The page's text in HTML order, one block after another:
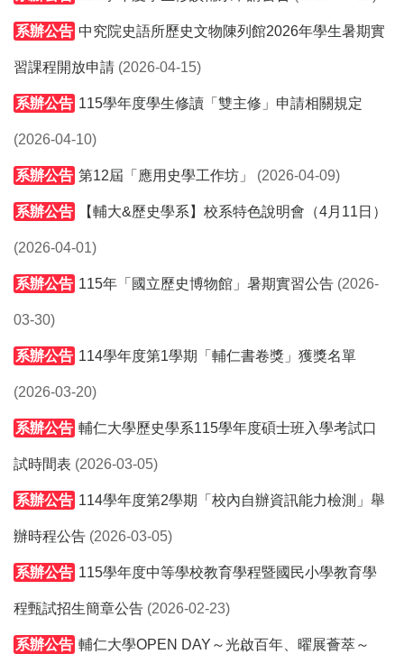
系辦公告 中究院史語所歷史文物陳列館2026年學生暑期實
習課程開放申請 (2026-04-15)
系辦公告 115學年度學生修讀「雙主修」申請相關規定
(2026-04-10)
系辦公告 第12屆「應用史學工作坊」 (2026-04-09)
系辦公告 【輔大&歷史學系】校系特色說明會（4月11日）
(2026-04-01)
系辦公告 115年「國立歷史博物館」暑期實習公告 (2026-
03-30)
系辦公告 114學年度第1學期「輔仁書卷獎」獲獎名單
(2026-03-20)
系辦公告 輔仁大學歷史學系115學年度碩士班入學考試口
試時間表 (2026-03-05)
系辦公告 114學年度第2學期「校內自辦資訊能力檢測」舉
辦時程公告 (2026-03-05)
系辦公告 115學年度中等學校教育學程暨國民小學教育學
程甄試招生簡章公告 (2026-02-23)
系辦公告 輔仁大學OPEN DAY～光啟百年、曜展薈萃～